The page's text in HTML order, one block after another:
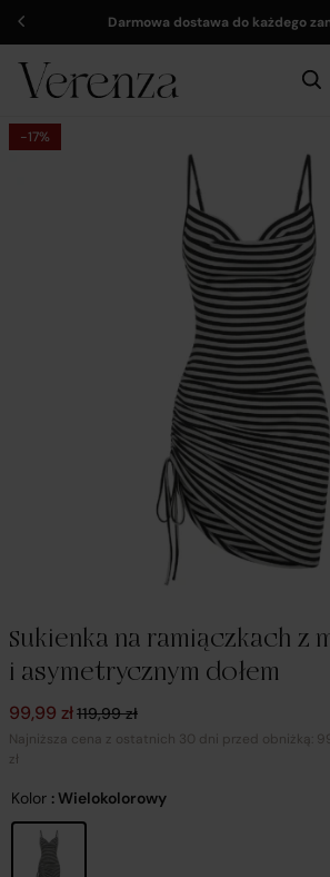
Darmowa dostawa do każdego
-17%
Sukienka na ramiączkach z
i asymetrycznym dołem
119,99zł
Pierwotna cena wynosiła: 119,99 zł.
99,99 zł
Aktualna cena wynosi: 99,99 zł.
Najniższa cena z ostatnich 30 dni przed obniżką:
zł
Kolor : Wielokolorowy